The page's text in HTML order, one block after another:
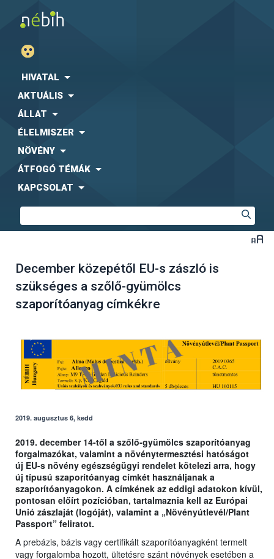
HIVATAL
AKTUÁLIS
ÁLLAT
ÉLELMISZER
NÖVÉNY
ÁTFOGÓ TÉMÁK
KAPCSOLAT
December közepétől EU-s zászló is
szükséges a szőlő-gyümölcs
szaporítóanyag címkékre
2019. augusztus 6, kedd
2019. december 14-től a szőlő-gyümölcs szaporítóanyag
forgalmazókat, valamint a növénytermesztési hatóságot
új EU-s növény egészségügyi rendelet kötelezi arra, hogy
új típusú szaporítóanyag címkét használjanak a
szaporítóanyagokon. A címkének az eddigi adatokon kívül,
pontosan előírt pozícióban, tartalmaznia kell az Európai
Unió zászlaját (logóját), valamint a „Növényútlevél/Plant
Passport” feliratot.
A prebázis, bázis vagy certifikált szaporítóanyagként termelt
vagy forgalomba hozott, ültetésre szánt növények esetében a